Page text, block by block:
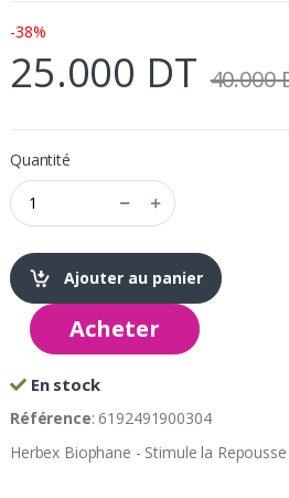
-38%
25.000 DT 40.000
Quantité
Ajouter au panier
Acheter
En stock
Référence: 6192491900304
Herbex Biophane - Stimule la Repousse